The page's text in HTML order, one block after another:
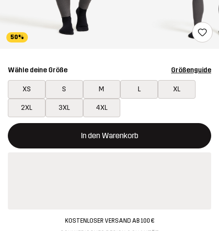
50%
Wähle deine Größe Größenguide
XS S M L XL
2XL 3XL 4XL
In den Warenkorb
Dieser Button öffnet ein Fenster und legt den neuen Artikel in
{{size}} nicht verfügbar
KOSTENLOSER VERSAND AB 100 €